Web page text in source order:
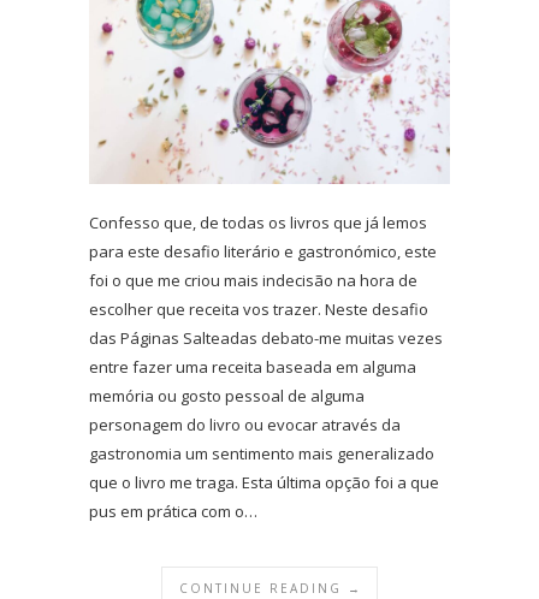
Confesso que, de todas os livros que já lemos
para este desafio literário e gastronómico, este
foi o que me criou mais indecisão na hora de
escolher que receita vos trazer. Neste desafio
das Páginas Salteadas debato-me muitas vezes
entre fazer uma receita baseada em alguma
memória ou gosto pessoal de alguma
personagem do livro ou evocar através da
gastronomia um sentimento mais generalizado
que o livro me traga. Esta última opção foi a que
pus em prática com o…
CONTINUE READING →